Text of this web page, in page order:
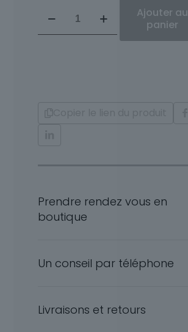
Boucles
Ajouter au
panier
Prendre rendez vous en
boutique
Un conseil par téléphone
Livraisons et retours